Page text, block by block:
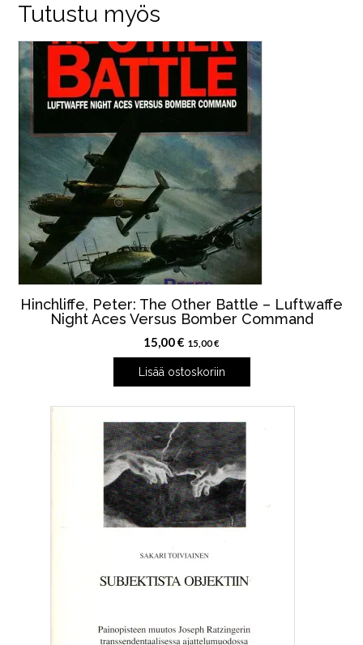
Tutustu myös
Hinchliffe, Peter: The Other Battle – Luftwaffe
Night Aces Versus Bomber Command
15,00€ 15,00€
Lisää ostoskoriin